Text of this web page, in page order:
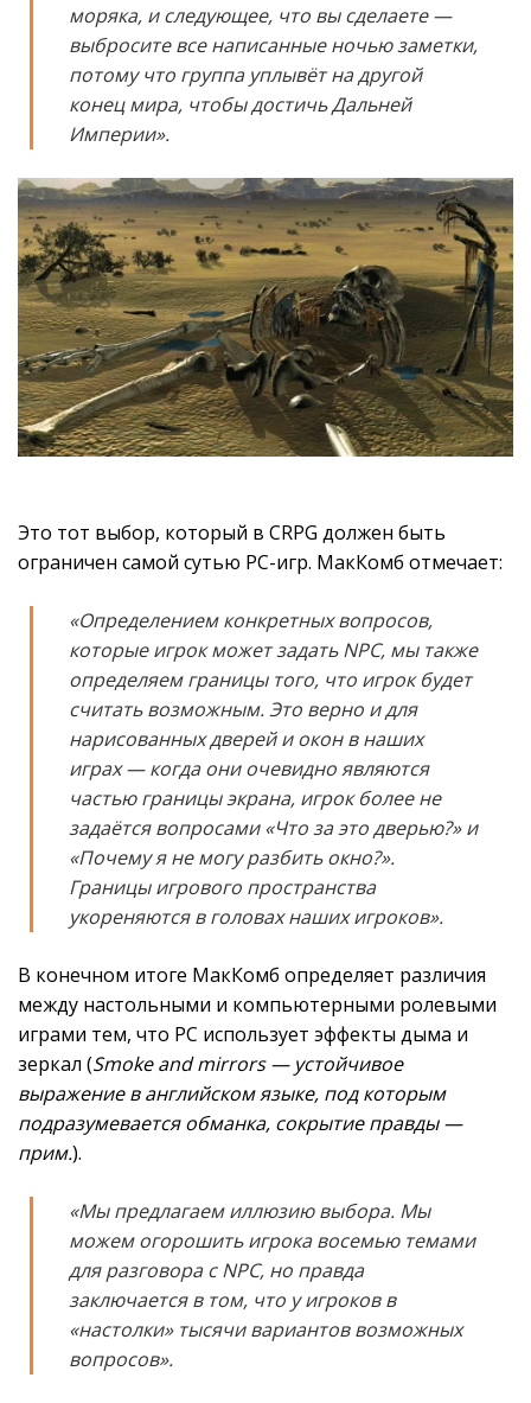
моряка, и следующее, что вы сделаете —
выбросите все написанные ночью заметки,
потому что группа уплывёт на другой
конец мира, чтобы достичь Дальней
Империи».
Это тот выбор, который в CRPG должен быть
ограничен самой сутью PC-игр. МакКомб отмечает:
«Определением конкретных вопросов,
которые игрок может задать NPC, мы также
определяем границы того, что игрок будет
считать возможным. Это верно и для
нарисованных дверей и окон в наших
играх — когда они очевидно являются
частью границы экрана, игрок более не
задаётся вопросами «Что за это дверью?» и
«Почему я не могу разбить окно?».
Границы игрового пространства
укореняются в головах наших игроков».
В конечном итоге МакКомб определяет различия
между настольными и компьютерными ролевыми
играми тем, что PC использует эффекты дыма и
зеркал (Smoke and mirrors — устойчивое
выражение в английском языке, под которым
подразумевается обманка, сокрытие правды —
прим.).
«Мы предлагаем иллюзию выбора. Мы
можем огорошить игрока восемью темами
для разговора с NPC, но правда
заключается в том, что у игроков в
«настолки» тысячи вариантов возможных
вопросов».